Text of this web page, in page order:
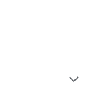
expand_more